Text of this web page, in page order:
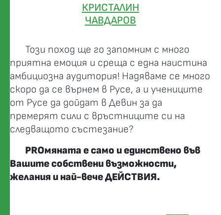
КРИСТАЛИН
ЧАВДАРОВ
Този поход ще го запомним с много
приятна емоция и среща с една наистина
амбициозна аудитория! Надяваме се много
скоро да се върнем в Русе, а и учениците
от Русе да дойдат в Девин за да
премерят сили с връстниците си на
следващото състезание?
PROмяната е само и единствено във
Вашите собствени възможности,
желания и най-вече ДЕЙСТВИЯ.